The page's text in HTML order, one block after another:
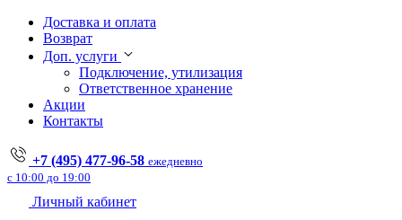
Доставка и оплата
Возврат
Доп. услуги
Подключение, утилизация
Ответственное хранение
Акции
Контакты
+7 (495) 477-96-58 ежедневно
с 10:00 до 19:00
Личный кабинет